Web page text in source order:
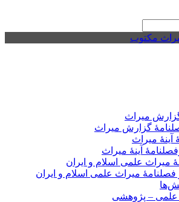
میراث
گزارش میراث
آینۀ میراث
آینۀ میراث
میراث علمی اسلام و ایران
میراث علمی اسلام و ایران
– پژوهشی